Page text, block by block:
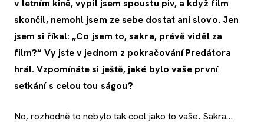
v letním kině, vypil jsem spoustu piv, a když film
skončil, nemohl jsem ze sebe dostat ani slovo. Jen
jsem si říkal: „Co jsem to, sakra, právě viděl za
film?“ Vy jste v jednom z pokračování Predátora
hrál. Vzpomínáte si ještě, jaké bylo vaše první
setkání s celoutou ságou?
No, rozhodně to nebylo tak cool jako to vaše. Sakra…